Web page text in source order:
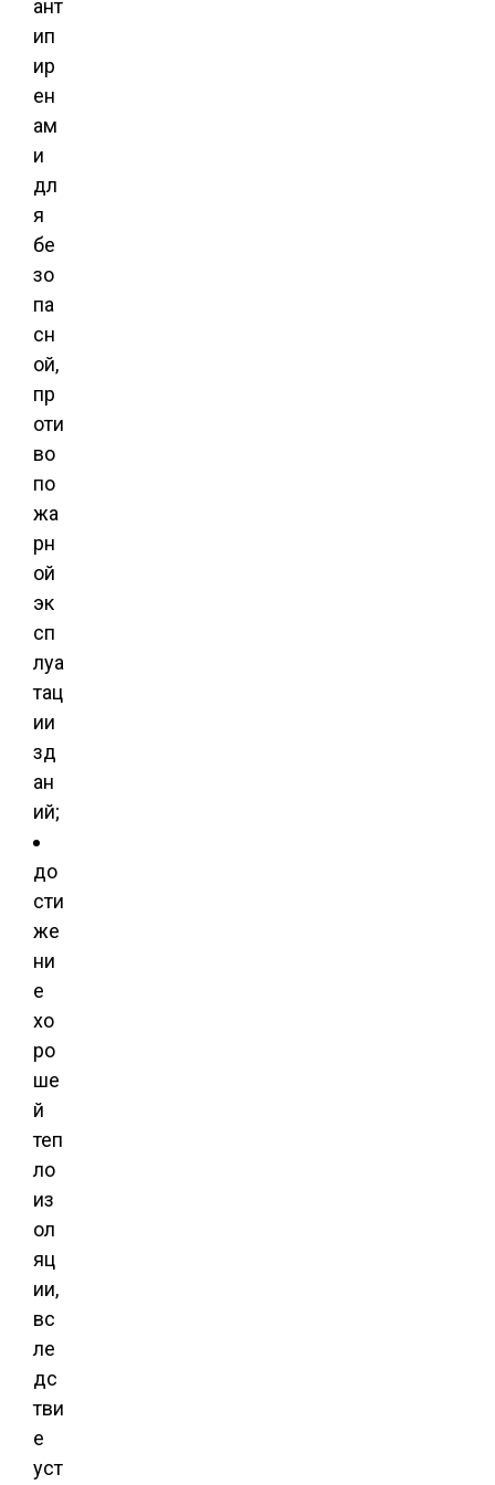
ант
ип
ир
ен
ам
и
дл
я
бе
зо
па
сн
ой,
пр
оти
во
по
жа
рн
ой
эк
сп
луа
тац
ии
зд
ан
ий;
до
сти
же
ни
е
хо
ро
ше
й
теп
ло
из
ол
яц
ии,
вс
ле
дс
тви
е
уст